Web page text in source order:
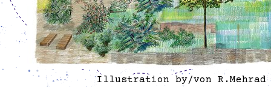
Illustration by/von R.Mehrad